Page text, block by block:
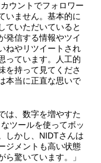
ウントでフォロワー
いません。基本的に
ていただいていると
発信する情報やツイ
ねやリツイートされ
っています。人工的
を持って見てくださ
本当に正直な思いで
は、数字を増やすた
ツールを使ってボッ
しかし、NIDTさんは
ジメントも高い状態
驚いています。」